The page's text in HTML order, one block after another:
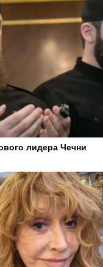
лидера Чечни